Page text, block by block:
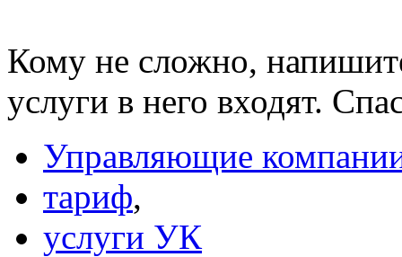
Кому не сложно,
услуги в него входят.
Управляющие
тариф,
услуги УК